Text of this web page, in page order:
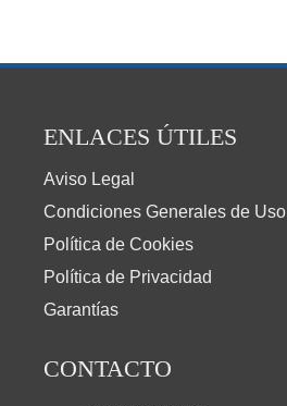
ENLACES ÚTILES
Aviso Legal
Condiciones Generales de Uso
Política de Cookies
Política de Privacidad
Garantías
CONTACTO